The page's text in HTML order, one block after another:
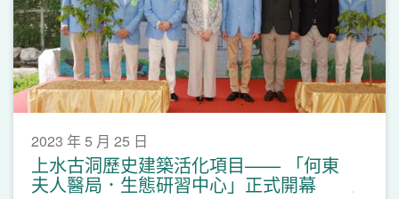
2023 年 5 月 25 日
上水古洞歷史建築活化項目—— 「何東
夫人醫局．生態研習中心」正式開幕